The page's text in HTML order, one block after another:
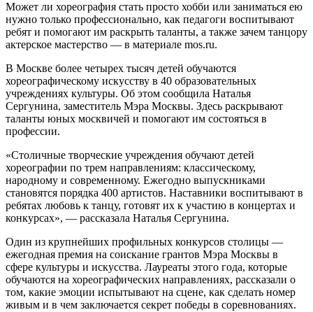
Может ли хореография стать просто хобби или заниматься ею
нужно только профессионально, как педагоги воспитывают
ребят и помогают им раскрыть таланты, а также зачем танцору
актерское мастерство — в материале mos.ru.
В Москве более четырех тысяч детей обучаются
хореографическому искусству в 40 образовательных
учреждениях культуры. Об этом сообщила Наталья
Сергунина, заместитель Мэра Москвы. Здесь раскрывают
таланты юных москвичей и помогают им состояться в
профессии.
«Столичные творческие учреждения обучают детей
хореографии по трем направлениям: классическому,
народному и современному. Ежегодно выпускниками
становятся порядка 400 артистов. Наставники воспитывают в
ребятах любовь к танцу, готовят их к участию в концертах и
конкурсах», — рассказала Наталья Сергунина.
Один из крупнейших профильных конкурсов столицы —
ежегодная премия на соискание грантов Мэра Москвы в
сфере культуры и искусства. Лауреаты этого года, которые
обучаются на хореографических направлениях, рассказали о
том, какие эмоции испытывают на сцене, как сделать номер
живым и в чем заключается секрет победы в соревнованиях.